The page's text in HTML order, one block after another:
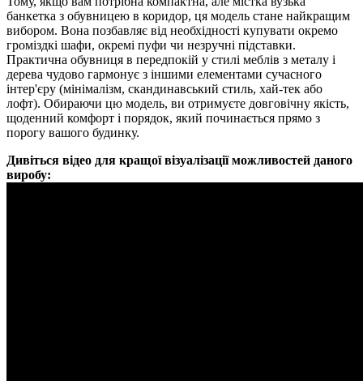
банкетка з обувницею в коридор, ця модель стане найкращим
вибором. Вона позбавляє від необхідності купувати окремо
громіздкі шафи, окремі пуфи чи незручні підставки.
Практична обувниця в передпокій у стилі меблів з металу і
дерева чудово гармонує з іншими елементами сучасного
інтер'єру (мінімалізм, скандинавський стиль, хай-тек або
лофт). Обираючи цю модель, ви отримуєте довговічну якість,
щоденний комфорт і порядок, який починається прямо з
порогу вашого будинку.
Дивіться відео для кращої візуалізації можливостей даного
виробу: